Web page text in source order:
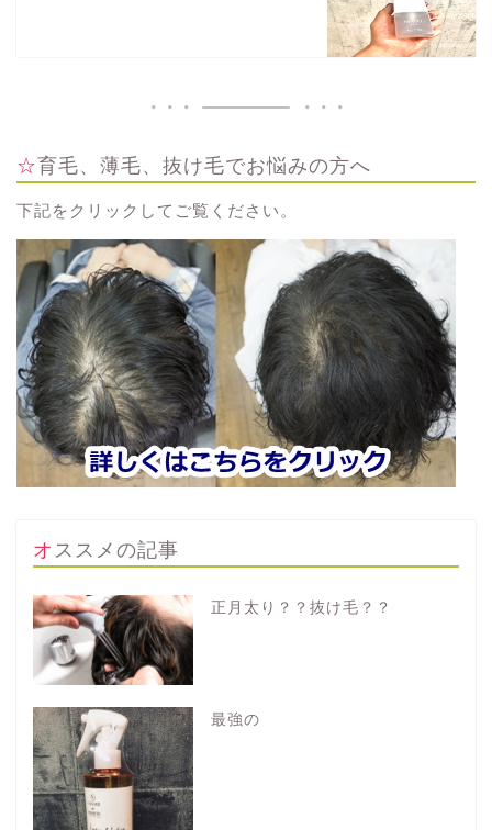
☆育毛、薄毛、抜け毛でお悩みの方へ
下記をクリックしてご覧ください。
オススメの記事
正月太り？？抜け毛？？
最強の